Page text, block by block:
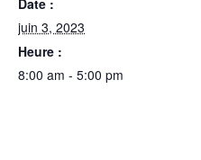
Date :
juin 3, 2023
Heure :
8:00 am - 5:00 pm